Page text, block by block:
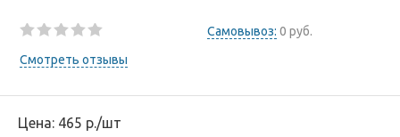
Самовывоз: 0 руб.
Смотреть отзывы
Цена: 465 р./шт